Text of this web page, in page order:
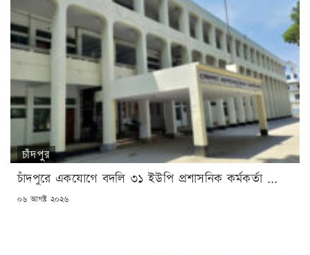
চাঁদপুর
চাঁদপুরে একযোগে বদলি ৩১ ইউপি প্রশাসনিক কর্মকর্তা ...
POSTED
০৬ আগষ্ট ২০২৬